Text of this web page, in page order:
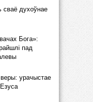
сваё духоўнае
Бога»:
пад
урачыстае